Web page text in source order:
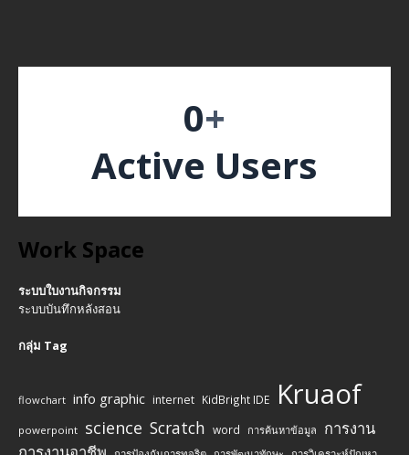
0+
Active Users
Work Space
ระบบใบงานกิจกรรม
ระบบบันทึกหลังสอน
กลุ่ม Tag
flowchart info graphic internet KidBright IDE Kruaof
powerpoint science Scratch word การค้นหาข้อมูล
การงาน